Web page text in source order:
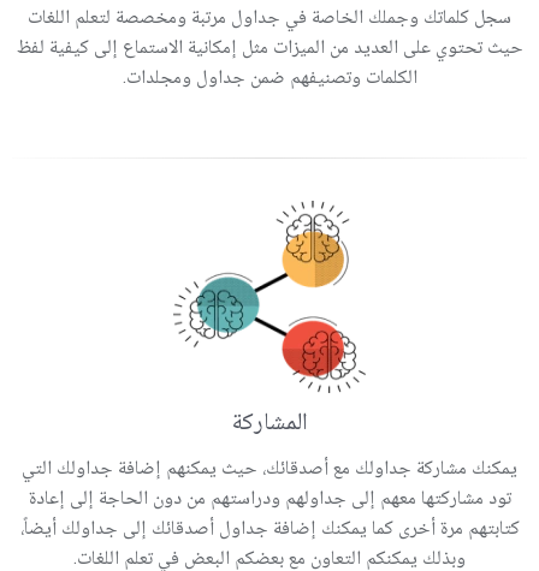
سجل كلماتك وجملك الخاصة في جداول مرتبة ومخصصة لتعلم اللغات
حيث تحتوي على العديد من الميزات مثل إمكانية الاستماع إلى كيفية لفظ
الكلمات وتصنيفهم ضمن جداول ومجلدات.
المشاركة
يمكنك مشاركة جداولك مع أصدقائك، حيث يمكنهم إضافة جداولك التي
تود مشاركتها معهم إلى جداولهم ودراستهم من دون الحاجة إلى إعادة
كتابتهم مرة أخرى كما يمكنك إضافة جداول أصدقائك إلى جداولك أيضاً،
وبذلك يمكنكم التعاون مع بعضكم البعض في تعلم اللغات.